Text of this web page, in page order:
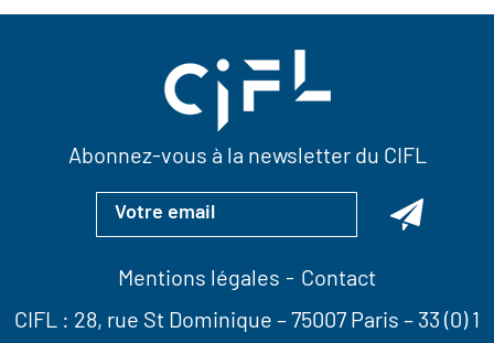
Abonnez-vous à la newsletter du CIFL
Mentions légales
Contact
CIFL : 28, rue St Dominique – 75007 Paris – 33 (0) 1